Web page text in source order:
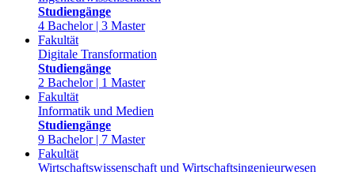
Studiengänge
4 Bachelor | 3 Master
Fakultät
Digitale Transformation
Studiengänge
2 Bachelor | 1 Master
Fakultät
Informatik und Medien
Studiengänge
9 Bachelor | 7 Master
Fakultät
Wirtschaftswissenschaft und Wirtschaftsingenieurwesen